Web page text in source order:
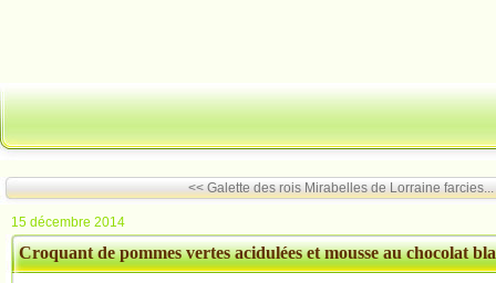
<< Galette des rois Mirabelles de Lorraine
15 décembre 2014
Croquant de pommes vertes acidulées et mousse au chocolat